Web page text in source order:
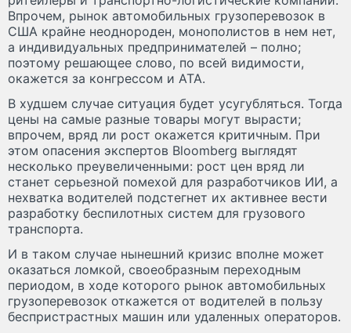
Впрочем, рынок автомобильных грузоперевозок в
США крайне неоднороден, монополистов в нем нет,
а индивидуальных предпринимателей – полно;
поэтому решающее слово, по всей видимости,
окажется за конгрессом и АТА.
В худшем случае ситуация будет усугубляться. Тогда
цены на самые разные товары могут вырасти;
впрочем, вряд ли рост окажется критичным. При
этом опасения экспертов Bloomberg выглядят
несколько преувеличенными: рост цен вряд ли
станет серьезной помехой для разработчиков ИИ, а
нехватка водителей подстегнет их активнее вести
разработку беспилотных систем для грузового
транспорта.
И в таком случае нынешний кризис вполне может
оказаться ломкой, своеобразным переходным
периодом, в ходе которого рынок автомобильных
грузоперевозок откажется от водителей в пользу
беспристрастных машин или удаленных операторов.